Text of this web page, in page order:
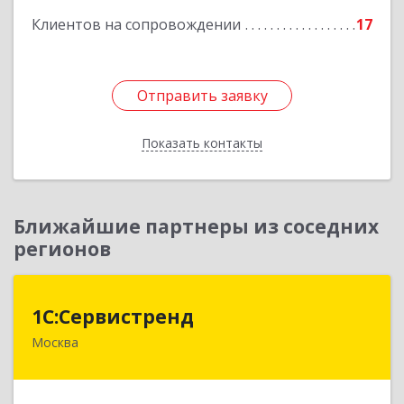
Клиентов на сопровождении 17
Отправить заявку
Показать контакты
Подробнее
Отправить заявку
Назад
Ближайшие партнеры из соседних
регионов
1С:Сервистренд
Москва
107023, Москва г, Семёновский пер, дом № 15,